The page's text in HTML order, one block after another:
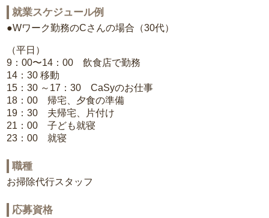
就業スケジュール例
●Wワーク勤務のCさんの場合（30代）
（平日）
9：00〜14：00 飲食店で勤務
14：30 移動
15：30 ～17：30 CaSyのお仕事
18：00 帰宅、夕食の準備
19：30 夫帰宅、片付け
21：00 子ども就寝
23：00 就寝
職種
お掃除代行スタッフ
応募資格